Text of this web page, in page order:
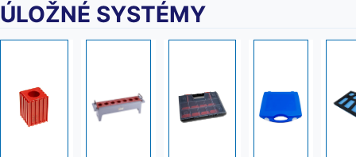
ÚLOŽNÉ SYSTÉMY